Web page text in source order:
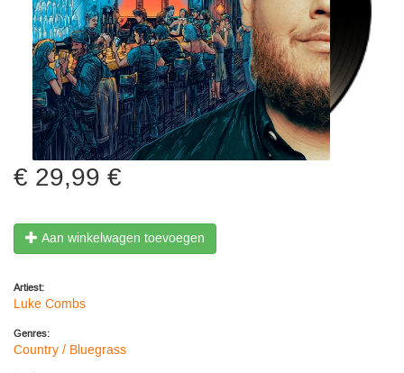
29,99 €
Aan winkelwagen toevoegen
Artiest:
Luke Combs
Genres:
Country / Bluegrass